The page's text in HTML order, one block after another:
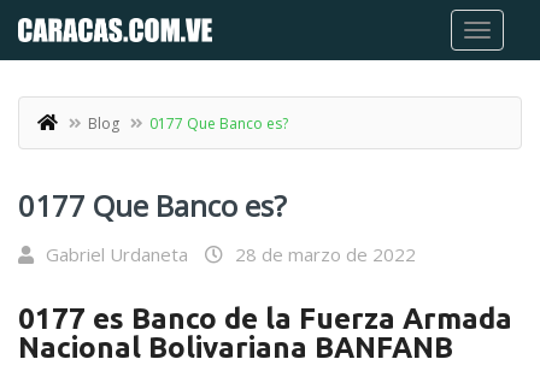
Blog 0177 Que Banco es?
0177 Que Banco es?
Gabriel Urdaneta 28 de marzo de 2022
0177 es Banco de la Fuerza Armada
Nacional Bolivariana BANFANB